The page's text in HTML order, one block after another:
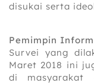
disukai serta
Pemimpin
Survei yang
Maret 2018 ini
di masyarakat